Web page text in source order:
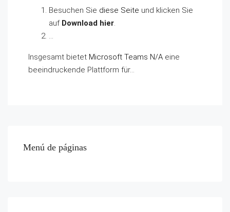
Besuchen Sie diese Seite und klicken Sie
auf Download hier.
…
Insgesamt bietet Microsoft Teams N/A eine
beeindruckende Plattform für…
Menú de páginas